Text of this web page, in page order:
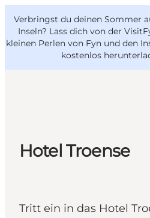
Verbringst du deinen Sommer
Inseln? Lass dich von der
kleinen Perlen von Fyn und den
kostenlos
Outdoor & bike
VisitFyn
Deutsch
Hotel Troense
Tritt ein in das Hotel